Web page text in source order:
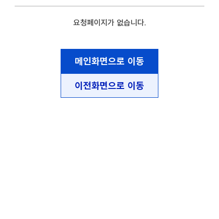
요청페이지가 없습니다.
메인화면으로 이동
이전화면으로 이동